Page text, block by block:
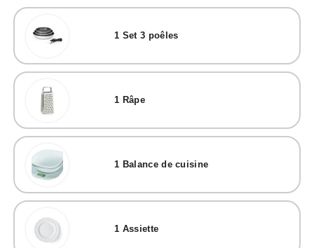
1 Set 3 poêles
1 Râpe
1 Balance de cuisine
1 Assiette